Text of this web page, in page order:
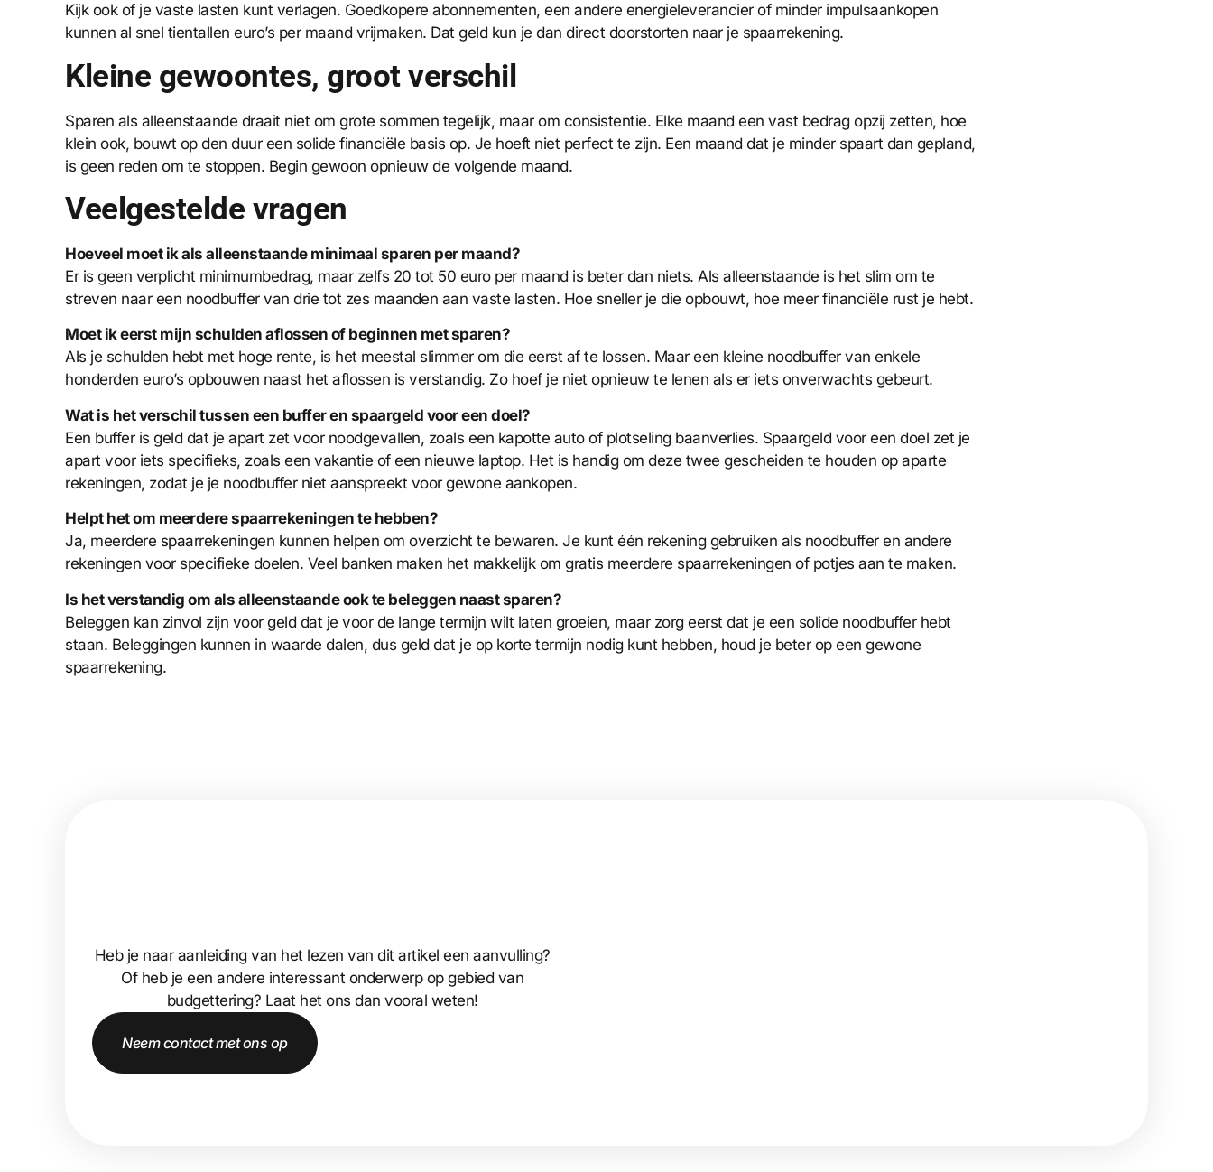
Kijk ook of je vaste lasten kunt verlagen. Goedkopere abonnementen, een andere energieleverancier of minder impulsaankopen
kunnen al snel tientallen euro’s per maand vrijmaken. Dat geld kun je dan direct doorstorten naar je spaarrekening.
Kleine gewoontes, groot verschil
Sparen als alleenstaande draait niet om grote sommen tegelijk, maar om consistentie. Elke maand een vast bedrag opzij zetten, hoe
klein ook, bouwt op den duur een solide financiële basis op. Je hoeft niet perfect te zijn. Een maand dat je minder spaart dan gepland,
is geen reden om te stoppen. Begin gewoon opnieuw de volgende maand.
Veelgestelde vragen
Hoeveel moet ik als alleenstaande minimaal sparen per maand?
Er is geen verplicht minimumbedrag, maar zelfs 20 tot 50 euro per maand is beter dan niets. Als alleenstaande is het slim om te
streven naar een noodbuffer van drie tot zes maanden aan vaste lasten. Hoe sneller je die opbouwt, hoe meer financiële rust je hebt.
Moet ik eerst mijn schulden aflossen of beginnen met sparen?
Als je schulden hebt met hoge rente, is het meestal slimmer om die eerst af te lossen. Maar een kleine noodbuffer van enkele
honderden euro’s opbouwen naast het aflossen is verstandig. Zo hoef je niet opnieuw te lenen als er iets onverwachts gebeurt.
Wat is het verschil tussen een buffer en spaargeld voor een doel?
Een buffer is geld dat je apart zet voor noodgevallen, zoals een kapotte auto of plotseling baanverlies. Spaargeld voor een doel zet je
apart voor iets specifieks, zoals een vakantie of een nieuwe laptop. Het is handig om deze twee gescheiden te houden op aparte
rekeningen, zodat je je noodbuffer niet aanspreekt voor gewone aankopen.
Helpt het om meerdere spaarrekeningen te hebben?
Ja, meerdere spaarrekeningen kunnen helpen om overzicht te bewaren. Je kunt één rekening gebruiken als noodbuffer en andere
rekeningen voor specifieke doelen. Veel banken maken het makkelijk om gratis meerdere spaarrekeningen of potjes aan te maken.
Is het verstandig om als alleenstaande ook te beleggen naast sparen?
Beleggen kan zinvol zijn voor geld dat je voor de lange termijn wilt laten groeien, maar zorg eerst dat je een solide noodbuffer hebt
staan. Beleggingen kunnen in waarde dalen, dus geld dat je op korte termijn nodig kunt hebben, houd je beter op een gewone
spaarrekening.
Heb je naar aanleiding van het lezen van dit artikel een aanvulling?
Of heb je een andere interessant onderwerp op gebied van
budgettering? Laat het ons dan vooral weten!
Neem contact met ons op